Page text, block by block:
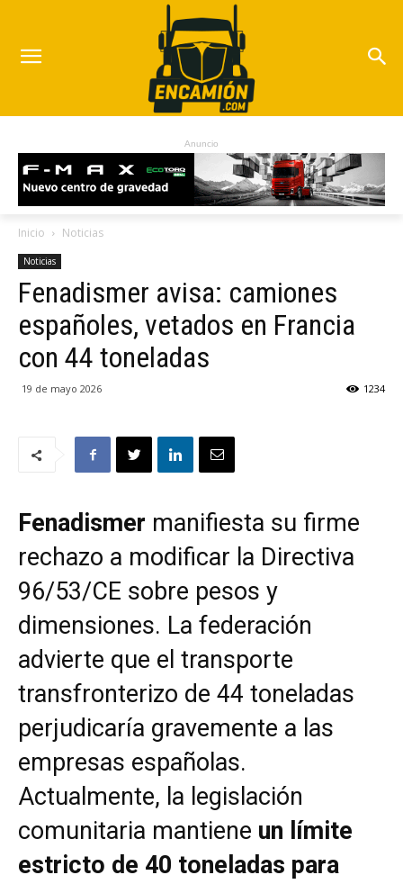
Anuncio
Inicio Noticias
Noticias
Fenadismer avisa: camiones
españoles, vetados en Francia
con 44 toneladas
19 de mayo 2026 1234
Fenadismer manifiesta su firme
rechazo a modificar la Directiva
96/53/CE sobre pesos y
dimensiones. La federación
advierte que el transporte
transfronterizo de 44 toneladas
perjudicaría gravemente a las
empresas españolas.
Actualmente, la legislación
comunitaria mantiene un límite
estricto de 40 toneladas para